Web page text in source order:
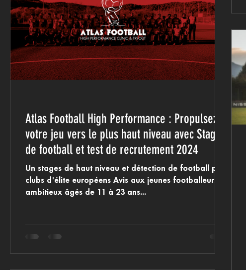
Atlas Football High Performance : Propulsez
votre jeu vers le plus haut niveau avec Stage
de football et test de recrutement 2024
Un stages de haut niveau et détection de football pour
clubs d'élite européens Avis aux jeunes footballeurs
ambitieux âgés de 11 à 23 ans...